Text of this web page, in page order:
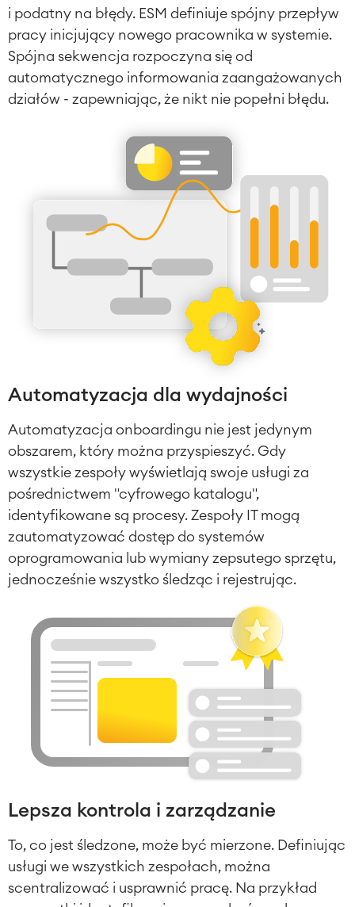
i podatny na błędy. ESM definiuje spójny przepływ
pracy inicjujący nowego pracownika w systemie.
Spójna sekwencja rozpoczyna się od
automatycznego informowania zaangażowanych
działów - zapewniając, że nikt nie popełni błędu.
Automatyzacja dla wydajności
Automatyzacja onboardingu nie jest jedynym
obszarem, który można przyspieszyć. Gdy
wszystkie zespoły wyświetlają swoje usługi za
pośrednictwem "cyfrowego katalogu",
identyfikowane są procesy. Zespoły IT mogą
zautomatyzować dostęp do systemów
oprogramowania lub wymiany zepsutego sprzętu,
jednocześnie wszystko śledząc i rejestrując.
Lepsza kontrola i zarządzanie
To, co jest śledzone, może być mierzone. Definiując
usługi we wszystkich zespołach, można
scentralizować i usprawnić pracę. Na przykład